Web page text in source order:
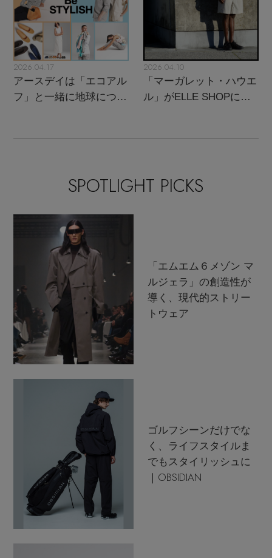
2026.04.17
アースデイは「エコアル
フ」と一緒に地球につい
2026.04.10
「マーガレット・ハウエ
ル」がELLE SHOPにカ
SPOTLIGHT PICKS
「エムエム６メゾン マ
ルジェラ」の創造性が
導く、現代的ストリー
トウェア
ゴルフシーンだけでな
く、ライフスタイルま
でもスタイリッシュに
｜OBSIDIAN